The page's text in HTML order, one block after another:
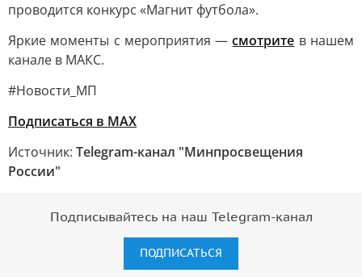
проводится конкурс «Магнит футбола».
Яркие моменты с мероприятия —смотрите в нашем
канале в МАКС.
#Новости_МП
Подписаться в MAX
Источник: Telegram-канал "Минпросвещения
России"
Подписывайтесь на наш Telegram-канал
ПОДПИСАТЬСЯ